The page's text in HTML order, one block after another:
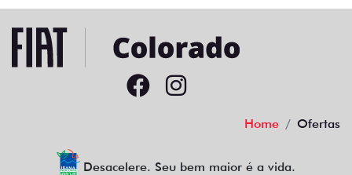
Home Ofertas
Desacelere. Seu bem maior é a vida.